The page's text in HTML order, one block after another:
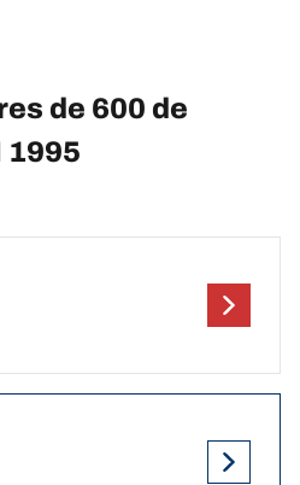
de 600 de
1995